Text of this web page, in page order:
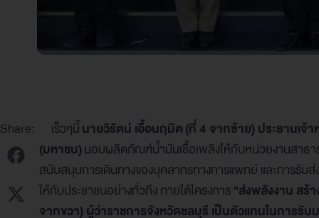
Share: เร็วๆนี้นายวิรัตน์ เอื้อนฤมิต (ที่ 4 จากซ้าย) ประธานเ
(มหาชน)มอบผลิตภัณฑ์น้ำมันเชื้อเพลิงให้กับหน่วยงานสาธา
สนับสนุนการเดินทางของบุคลากรทางการแพทย์ และการรั
ให้กับประชาชนอย่างทั่วถึง ภายใต้โครงการ“ส่งพลังงาน สร้
จากขวา) ผู้ว่าราชการจังหวัดชลบุรี เป็นตัวแทนในการรับ